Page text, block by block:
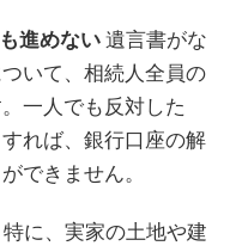
進めない 遺言書がな
いて、相続人全員の
一人でも反対した
れば、銀行口座の解
できません。
特に、実家の土地や建